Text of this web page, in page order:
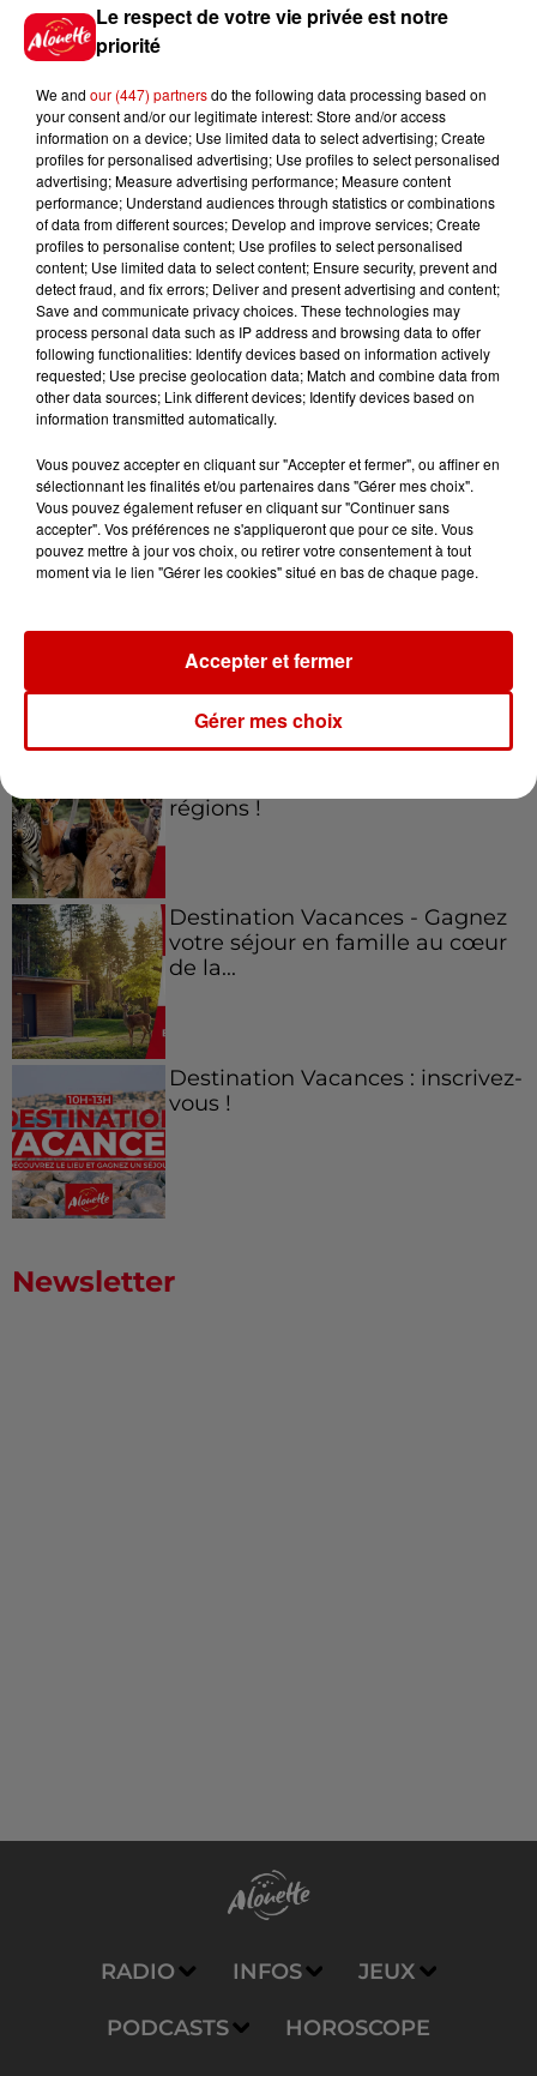
Royan : elle tente d’écraser son
8 août 2026
Cambriolages : plus de 18 000
logements visités en juillet 2026,
en...
7 août 2026
Pape Léon XIV en France : quel
est son programme ?
Jeux Voir plus
à Coulon !
Le Duel - Gagnez vos entrées
régions !
Destination Vacances - Gagnez
votre séjour en famille au cœur
de la...
Destination Vacances : inscrivez-
vous !
Newsletter
RADIO INFOS JEUX
PODCASTS HOROSCOPE
Le respect de votre vie privée est notre
priorité
We and our (447) partnersdo the following data processing based on
your consent and/or our legitimate interest: Store and/or access
information on a device; Use limited data to select advertising; Create
profiles for personalised advertising; Use profiles to select personalised
advertising; Measure advertising performance; Measure content
performance; Understand audiences through statistics or combinations
of data from different sources; Develop and improve services; Create
profiles to personalise content; Use profiles to select personalised
content; Use limited data to select content; Ensure security, prevent and
detect fraud, and fix errors; Deliver and present advertising and content;
Save and communicate privacy choices. These technologies may
process personal data such as IP address and browsing data to offer
following functionalities: Identify devices based on information actively
requested; Use precise geolocation data; Match and combine data from
other data sources; Link different devices; Identify devices based on
information transmitted automatically.
Vous pouvez accepter en cliquant sur "Accepter et fermer", ou affiner en
sélectionnant les finalités et/ou partenaires dans "Gérer mes choix".
Vous pouvez également refuser en cliquant sur "Continuer sans
accepter". Vos préférences ne s'appliqueront que pour ce site. Vous
pouvez mettre à jour vos choix, ou retirer votre consentement à tout
moment via le lien "Gérer les cookies" situé en bas de chaque page.
Gérer mes choix
Accepter et fermer